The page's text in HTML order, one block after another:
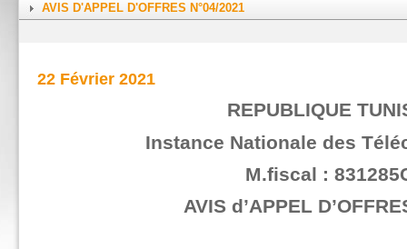
AVIS D'APPEL D'OFFRES N°04/2021
22 Février 2021
REPUBLIQUE
Instance Nationale des
M.fiscal :
AVIS d’APPEL